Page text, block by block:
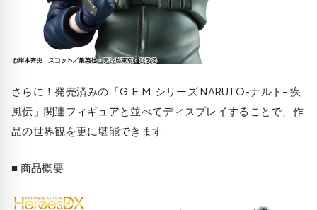
さらに！発売済みの「G.E.M.シリーズ NARUTO-ナルト- 疾
風伝」関連フィギュアと並べてディスプレイすることで、作
品の世界観を更に堪能できます
■ 商品概要